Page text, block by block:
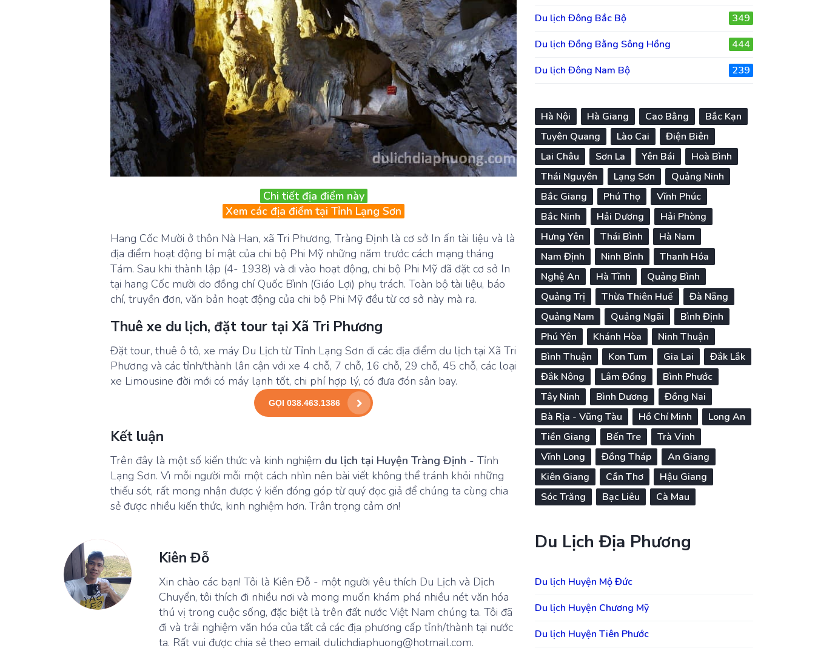
Chi tiết địa điểm này
Xem các địa điểm tại Tỉnh Lạng Sơn
Hang Cốc Mười ở thôn Nà Han, xã Tri Phương, Tràng Định là cơ sở In ấn tài liệu và là
địa điểm hoạt động bí mật của chi bộ Phi Mỹ những năm trước cách mạng tháng
Tám. Sau khi thành lập (4- 1938) và đi vào hoạt động, chi bộ Phi Mỹ đã đặt cơ sở In
tại hang Cốc mười do đồng chí Quốc Bình (Giáo Lợi) phụ trách. Toàn bộ tài liệu, báo
chí, truyền đơn, văn bản hoạt động của chi bộ Phi Mỹ đều từ cơ sở này mà ra.
Thuê xe du lịch, đặt tour tại Xã Tri Phương
Đặt tour, thuê ô tô, xe máy Du Lịch từ Tỉnh Lạng Sơn đi các địa điểm du lịch tại Xã Tri
Phương và các tỉnh/thành lân cận với xe 4 chỗ, 7 chỗ, 16 chỗ, 29 chỗ, 45 chỗ, các loại
xe Limousine đời mới có máy lạnh tốt, chi phí hợp lý, có đưa đón sân bay.
GỌI 038.463.1386
Kết luận
Trên đây là một số kiến thức và kinh nghiệm du lịch tại Huyện Tràng Định - Tỉnh
Lạng Sơn. Vì mỗi người mỗi một cách nhìn nên bài viết không thể tránh khỏi những
thiếu sót, rất mong nhận được ý kiến đóng góp từ quý đọc giả để chúng ta cùng chia
sẻ được nhiều kiến thức, kinh nghiệm hơn. Trân trọng cảm ơn!
Kiên Đỗ
Xin chào các bạn! Tôi là Kiên Đỗ - một người yêu thích Du Lịch và Dịch
Chuyển, tôi thích đi nhiều nơi và mong muốn khám phá nhiều nét văn hóa
thú vị trong cuộc sống, đặc biệt là trên đất nước Việt Nam chúng ta. Tôi đã
đi và trải nghiệm văn hóa của tất cả các địa phương cấp tỉnh/thành tại nước
ta. Rất vui được chia sẻ theo email dulichdiaphuong@hotmail.com.
Du lịch Đông Bắc Bộ
349
Du lịch Đồng Bằng Sông Hồng
444
Du lịch Đông Nam Bộ
239
Hà Nội Hà Giang Cao Bằng
Bắc Kạn
Tuyên Quang
Lào Cai
Điện Biên
Lai Châu
Sơn La Yên Bái
Hoà Bình
Thái Nguyên
Lạng Sơn
Quảng Ninh
Bắc Giang
Phú Thọ
Vĩnh Phúc
Bắc Ninh
Hải Dương
Hải Phòng
Hưng Yên
Thái Bình
Hà Nam
Nam Định
Ninh Bình
Thanh Hóa
Nghệ An
Hà Tĩnh
Quảng Bình
Quảng Trị
Thừa Thiên Huế
Đà Nẵng
Quảng Nam
Quảng Ngãi
Bình Định
Phú Yên
Khánh Hòa
Ninh Thuận
Bình Thuận
Kon Tum Gia Lai
Đắk Lắk
Đắk Nông
Lâm Đồng
Bình Phước
Tây Ninh
Bình Dương
Đồng Nai
Bà Rịa - Vũng Tàu
Hồ Chí Minh
Long An
Tiền Giang
Bến Tre
Trà Vinh
Vĩnh Long
Đồng Tháp
An Giang
Kiên Giang
Cần Thơ
Hậu Giang
Sóc Trăng
Bạc Liêu Cà Mau
Du Lịch Địa Phương
Du lịch Huyện Mộ Đức
Du lịch Huyện Chương Mỹ
Du lịch Huyện Tiên Phước